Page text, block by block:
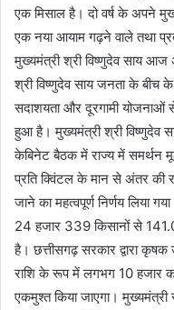
एक मिसाल है। दो वर्ष के अपने
एक नया आयाम गढ़ने वाले तथा
मुख्यमंत्री श्री विष्णुदेव साय आज
श्री विष्णुदेव साय जनता के बीच
सदाशयता और दूरगामी योजनाओं
हुआ है। मुख्यमंत्री श्री विष्णुदेव
केबिनेट बैठक में राज्य में समर्थन
प्रति क्विंटल के मान से अंतर की
जाने का महत्वपूर्ण निर्णय लिया
24 हजार 339 किसानों से
है। छत्तीसगढ़ सरकार द्वारा
राशि के रूप में लगभग 10 हजार
एकमुश्त किया जाएगा। मुख्यमंत्री